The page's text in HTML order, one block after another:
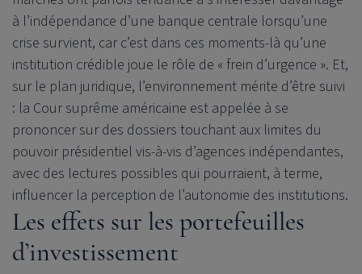
à l’indépendance d’une banque centrale lorsqu’une
crise survient, car c’est dans ces moments-là qu’une
institution crédible joue le rôle de « frein d’urgence ». Et,
sur le plan juridique, l’environnement mérite d’être suivi
: la Cour suprême américaine est appelée à se
prononcer sur des dossiers touchant aux limites du
pouvoir présidentiel vis-à-vis d’agences indépendantes,
avec des lectures possibles qui pourraient, à terme,
influencer la perception de l’autonomie des institutions.
Les effets sur les portefeuilles
d’investissement